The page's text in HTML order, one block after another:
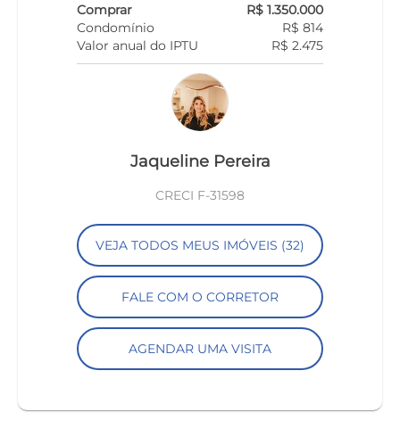
Comprar
R$ 1.350.000
Condomínio
R$ 814
Valor anual do IPTU
R$ 2.475
Jaqueline Pereira
CRECI F-31598
VEJA TODOS MEUS IMÓVEIS (32)
FALE COM O CORRETOR
AGENDAR UMA VISITA